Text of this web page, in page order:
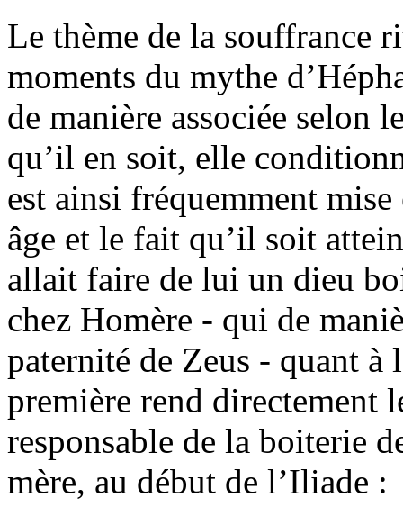
Le thème de la souffrance
moments du mythe
de manière associée selon
qu’il en soit, elle
est ainsi fréquemment
âge et le fait qu’il soit
allait faire de lui un dieu
chez Homère - qui de
paternité de Zeus - quant
première rend directement
responsable de la boiterie
mère, au début de l’Iliade :